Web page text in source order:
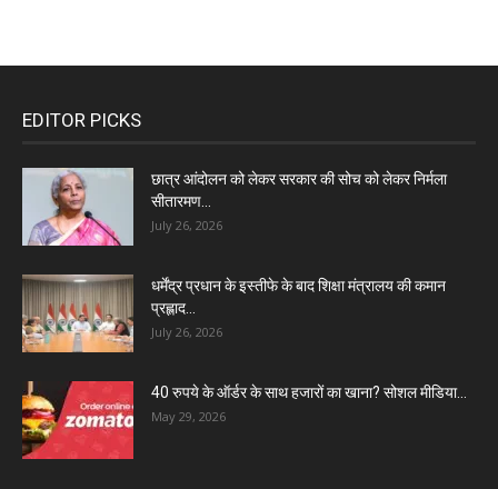
EDITOR PICKS
छात्र आंदोलन को लेकर सरकार की सोच को लेकर निर्मला
सीतारमण...
July 26, 2026
धर्मेंद्र प्रधान के इस्तीफे के बाद शिक्षा मंत्रालय की कमान
प्रह्लाद...
July 26, 2026
40 रुपये के ऑर्डर के साथ हजारों का खाना? सोशल मीडिया...
May 29, 2026